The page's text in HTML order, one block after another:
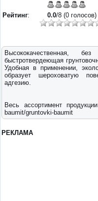
Рейтинг: 0.0/8 (0 голосов)
Высококачественная, без
быстротвердеющая
Удобная в применении,
образует шероховатую
адгезию.
Весь ассортимент
baumit/gruntovki-baumit
РЕКЛАМА